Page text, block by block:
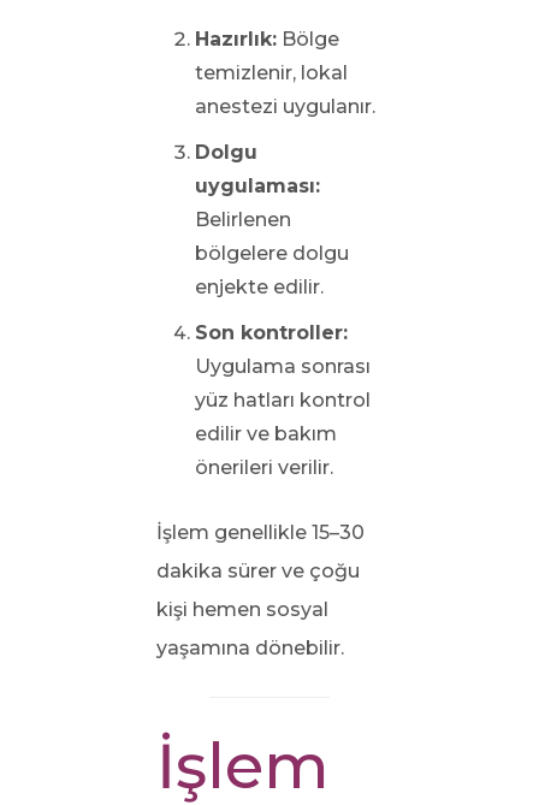
Hazırlık:Bölge
temizlenir, lokal
anestezi uygulanır.
Dolgu
uygulaması:
Belirlenen
bölgelere dolgu
enjekte edilir.
Son kontroller:
Uygulama sonrası
yüz hatları kontrol
edilir ve bakım
önerileri verilir.
İşlem genellikle 15–30
dakika sürer ve çoğu
kişi hemen sosyal
yaşamına dönebilir.
İşlem